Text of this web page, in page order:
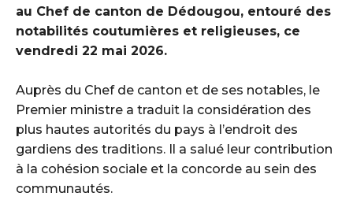
au Chef de canton de Dédougou, entouré des
notabilités coutumières et religieuses, ce
vendredi 22 mai 2026.
‎Auprès du Chef de canton et de ses notables, le
Premier ministre a traduit la considération des
plus hautes autorités du pays à l’endroit des
gardiens des traditions. Il a salué leur contribution
à la cohésion sociale et la concorde au sein des
communautés.